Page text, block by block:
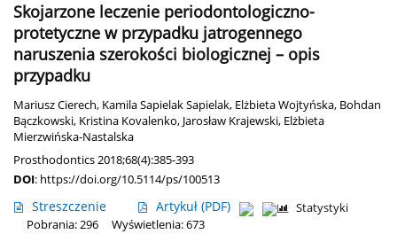
Skojarzone leczenie periodontologiczno-
protetyczne w przypadku jatrogennego
naruszenia szerokości biologicznej – opis
przypadku
Mariusz Cierech, Kamila Sapielak Sapielak, Elżbieta Wojtyńska, Bohdan
Bączkowski, Kristina Kovalenko, Jarosław Krajewski, Elżbieta
Mierzwińska-Nastalska
Prosthodontics 2018;68(4):385-393
DOI: https://doi.org/10.5114/ps/100513
Streszczenie Artykuł (PDF)
Statystyki
Pobrania: 296
Wyświetlenia: 673